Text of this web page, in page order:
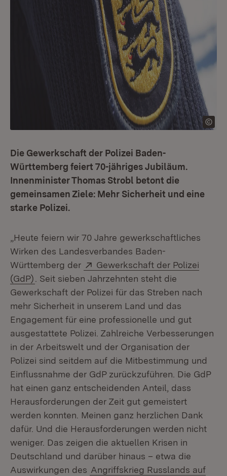
Die Gewerkschaft der Polizei Baden-
Württemberg feiert 70-jähriges Jubiläum.
Innenminister Thomas Strobl betont die
gemeinsamen Ziele: Mehr Sicherheit und eine
starke Polizei.
„Heute feiern wir 70 Jahre gewerkschaftliches
Wirken des Landesverbandes Baden-
Württemberg der
Extern:
Gewerkschaft der Polizei
(GdP) (Öffnet in neuem Fenster)
. Seit sieben Jahrzehnten steht die
Gewerkschaft der Polizei für das Streben nach
mehr Sicherheit in unserem Land und das
Engagement für eine professionelle und gut
ausgestattete Polizei. Zahlreiche Verbesserungen
in der Arbeitswelt und der Organisation der
Polizei sind seitdem auf die Mitbestimmung und
Einflussnahme der GdP zurückzuführen. Die GdP
hat einen ganz entscheidenden Anteil, dass
Herausforderungen der Zeit gut gemeistert
werden konnten. Meinen ganz herzlichen Dank
dafür. Und die Herausforderungen werden nicht
weniger. Das zeigen die aktuellen Krisen in
Deutschland und darüber hinaus – etwa die
Auswirkungen des Angriffskrieg Russlands auf